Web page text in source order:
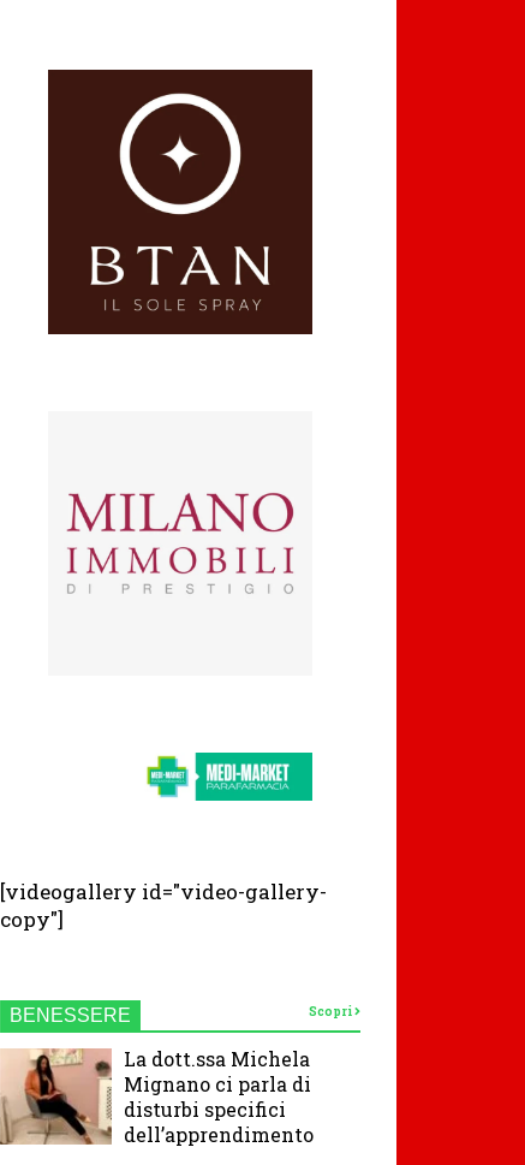
[videogallery id="video-gallery-
copy"]
BENESSERE Scopri
La dott.ssa Michela
Mignano ci parla di
disturbi specifici
dell’apprendimento